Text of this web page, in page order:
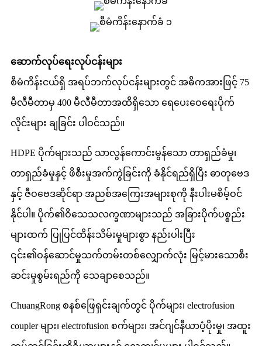
ဆောက်လုပ်ရေးလုပ်ငန်းများ
စီမံကိန်းငယ်ရှိ အရပ်ဘက်လုပ်ငန်းများတွင် အဓိကအားဖြင့် 75
မီလီမီတာမှ 400 မီလီမီတာအထိရှိသော ရေပေးဝေရေးပိုက်
လိုင်းများ ချခြင်း ပါဝင်သည်။
HDPE ပိုက်များသည် သာလွန်ကောင်းမွန်သော တာရှည်ခံမှု၊
တာရှည်ခံမှုနှင့် ဖိစီးမှုအက်ကွဲခြင်းကို ခံနိုင်ရည်ရှိပြီး ဓာတုဗေဒ
နှင့် ဇီဝဗေဒဆိုင်ရာ အညစ်အကြေးအများစုကို နီးပါးမစိမ့်ဝင်
နိုင်ပါ။ ပိုက်၏ဝိသေသလက္ခဏာများသည် အခြားပိုက်ပစ္စည်း
များထက် ပြုပြင်ထိန်းသိမ်းမှုများစွာ နည်းပါးပြီး
၎င်း၏ဝန်ဆောင်မှုသက်တမ်းတစ်လျှောက်လုံး မြင့်မားသောစီး
ဆင်းမှုစွမ်းရည်ကို သေချာစေသည်။
ChuangRong စနစ်ဖြေရှင်းချက်တွင် ပိုက်များ၊ electrofusion
coupler များ၊ electrofusion စက်များ၊ အင်ဂျင်နီယာပံ့ပိုးမှု၊ အထူး